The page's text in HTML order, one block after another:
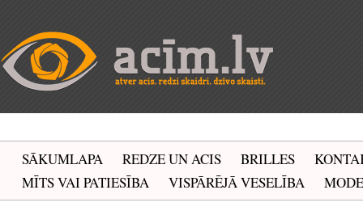
SĀKUMLAPA REDZE UN ACIS BRILLES
MĪTS VAI PATIESĪBA
VISPĀRĒJĀ VESELĪBA MODE